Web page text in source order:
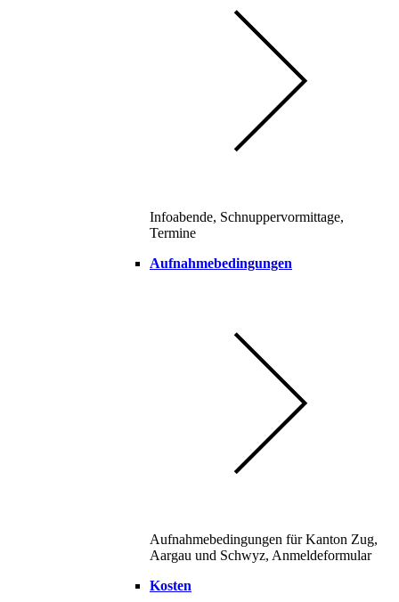
Infoabende, Schnuppervormittage,
Termine
Aufnahmebedingungen
Aufnahmebedingungen für Kanton Zug,
Aargau und Schwyz, Anmeldeformular
Kosten